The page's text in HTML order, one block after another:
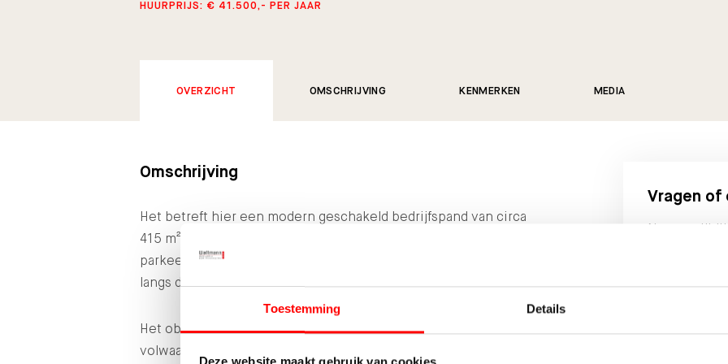
Toestemming Details
HUURPRIJS: € 41.500,- PER JAAR
OVERZICHT OMSCHRIJVING KENMERKEN MEDIA
Omschrijving
Het betreft hier een modern geschakeld bedrijfspand van circa
415 m², met bedrijfs-/opslagruimte, 2 kantoorlagen en eigen
parkeervoorzieningen op eigen terrein alsmede vrij parkeren
langs de openbare weg, direct tegenover het pand.
Het object is goed onderhouden, heeft een nette uitstraling, en
volwaardig opleveringsniveau. De entree aan de voorzijde geeft
Vragen of
Neem
030-662